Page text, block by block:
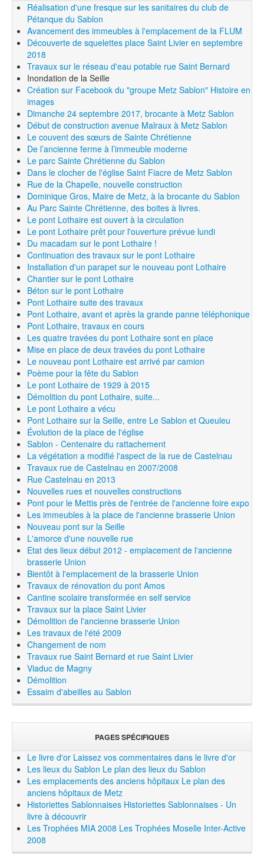
Réalisation d'une fresque sur les sanitaires du club de
Pétanque du Sablon
Avancement des immeubles à l'emplacement de la FLUM
Découverte de squelettes place Saint Livier en septembre
2018
Travaux sur le réseau d'eau potable rue Saint Bernard
Inondation de la Seille
Création sur Facebook du "groupe Metz Sablon" Histoire en
images
Dimanche 24 septembre 2017, brocante à Metz Sablon
Début de construction avenue Malraux à Metz Sablon
Le couvent des sœurs de Sainte Chrétienne
De l’ancienne ferme à l’immeuble moderne
Le parc Sainte Chrétienne du Sablon
Dans le clocher de l'église Saint Fiacre de Metz Sablon
Rue de la Chapelle, nouvelle construction
Dominique Gros, Maire de Metz, à la brocante du Sablon
Au Parc Sainte Chrétienne, des boites à livres.
Le pont Lothaire est ouvert à la circulation
Le pont Lothaire prêt pour l'ouverture prévue lundi
Du macadam sur le pont Lothaire !
Continuation des travaux sur le pont Lothaire
Installation d'un parapet sur le nouveau pont Lothaire
Chantier sur le pont Lothaire
Béton sur le pont Lothaire
Pont Lothaire suite des travaux
Pont Lothaire, avant et après la grande panne téléphonique
Pont Lothaire, travaux en cours
Les quatre travées du pont Lothaire sont en place
Mise en place de deux travées du pont Lothaire
Le nouveau pont Lothaire est arrivé par camion
Poème pour la fête du Sablon
Le pont Lothaire de 1929 à 2015
Démolition du pont Lothaire, suite...
Le pont Lothaire a vécu
Pont Lothaire sur la Seille, entre Le Sablon et Queuleu
Évolution de la place de l'église
Sablon - Centenaire du rattachement
La végétation a modifié l'aspect de la rue de Castelnau
Travaux rue de Castelnau en 2007/2008
Rue Castelnau en 2013
Nouvelles rues et nouvelles constructions
Pont pour le Mettis près de l'entrée de l'ancienne foire expo
Les immeubles à la place de l'ancienne brasserie Union
Nouveau pont sur la Seille
L'amorce d'une nouvelle rue
Etat des lieux début 2012 - emplacement de l'ancienne
brasserie Union
Bientôt à l'emplacement de la brasserie Union
Travaux de rénovation du pont Amos
Cantine scolaire transformée en self service
Travaux sur la place Saint Livier
Démolition de l'ancienne brasserie Union
Les travaux de l'été 2009
Changement de nom
Travaux rue Saint Bernard et rue Saint Livier
Viaduc de Magny
Démolition
Essaim d'abeilles au Sablon
PAGES SPÉCIFIQUES
Le livre d'or Laissez vos commentaires dans le livre d'or
Les lieux du Sablon Le plan des lieux du Sablon
Les emplacements des anciens hôpitaux Le plan des
anciens hôpitaux de Metz
Historiettes Sablonnaises Historiettes Sablonnaises - Un
livre à découvrir
Les Trophées MIA 2008 Les Trophées Moselle Inter-Active
2008